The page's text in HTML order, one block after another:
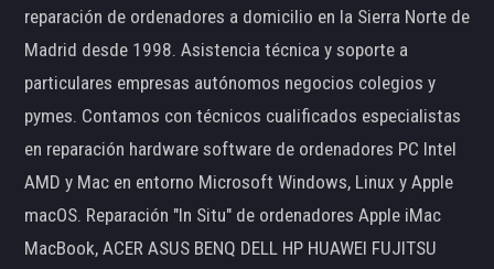
reparación de ordenadores a domicilio en la Sierra Norte de
Madrid desde 1998. Asistencia técnica y soporte a
particulares empresas autónomos negocios colegios y
pymes. Contamos con técnicos cualificados especialistas
en reparación hardware software de ordenadores PC Intel
AMD y Mac en entorno Microsoft Windows, Linux y Apple
macOS. Reparación "In Situ" de ordenadores Apple iMac
MacBook, ACER ASUS BENQ DELL HP HUAWEI FUJITSU